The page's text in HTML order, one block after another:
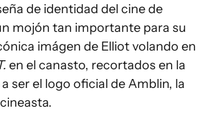
de identidad del cine de
mojón tan importante para su
imágen de Elliot volando en
en el canasto, recortados en la
ser el logo oficial de Amblin, la